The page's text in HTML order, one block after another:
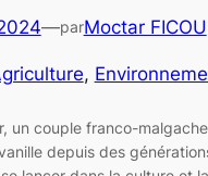
—parMoctar FICOU
,
un couple franco-
depuis des